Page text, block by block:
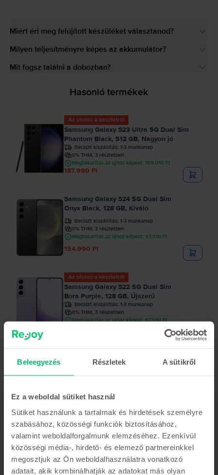
Beleegyezés Részletek A sütikről
Ez a weboldal sütiket használ
Sütiket használunk a tartalmak és hirdetések személyre
szabásához, közösségi funkciók biztosításához,
valamint weboldalforgalmunk elemzéséhez. Ezenkívül
közösségi média-, hirdető- és elemező partnereinkkel
megosztjuk az Ön weboldalhasználatra vonatkozó
adatait, akik kombinálhatják az adatokat más olyan
Miért éri meg felújított készüléket választanod?
Milyen teljesítményre képes az akkumulátor?
Mit fogsz találni a dobozban?
Hasonló termékek
Az utolsó a készletről
Samsung Galaxy S23 Ultra 5G Dual Sim
Phantom Black, 512 GB, Nagyon jó
Becsült kiszállítás: 1-3 munkanap
0% THM, 3 részletben
Megtakarítás az újhoz képest: 189.010 Ft
187.990 Ft
Samsung Galaxy S24 5G Dual Sim
Onyx Black, 128 GB, Kiváló
Becsült kiszállítás: 1-3 munkanap
0% THM, 3 részletben
Megtakarítás az újhoz képest: 97.510 Ft
154.990 Ft
Az utolsó a készletről
Samsung Galaxy S22 5G Dual Sim
Bora Purple, 128 GB, Újszerű
Becsült kiszállítás: 1-3 munkanap
0% THM, 3 részletben
Megtakarítás az újhoz képest: 87.010 Ft
Leírás
Mobiltelefon Samsung Galaxy S20 Plus 5G, Cosmic Gray, 128 GB, Jó
Fedezd fel a Galaxy S20 Plus 5G-t - az internet még soha nem volt
gyorsabb! S20 Plus 8K videóval, amely megváltoztatja a videofelvételek és
a fényképek készítésének módját. Figyelembe véve az intelligens
akkumulátort, a nagy teljesítményű processzort és a hatalmas tárhelyet - a